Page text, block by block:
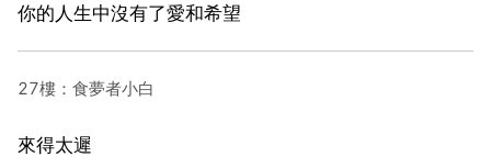
你的人生中沒有了愛和希望
27樓：食夢者小白
來得太遲